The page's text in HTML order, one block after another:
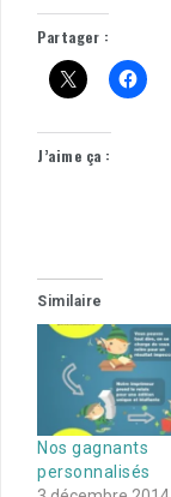
Partager :
J’aime ça :
Similaire
Nos gagnants
personnalisés